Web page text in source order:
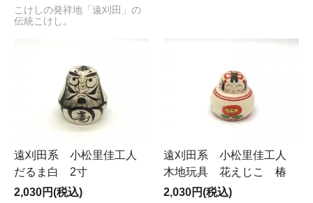
こけしの発祥地「遠刈田」の
伝統こけし。
遠刈田系 小松里佳工人
だるま白 2寸
2,030円(税込)
遠刈田系 小松里佳工人
木地玩具 花えじこ 椿
2,030円(税込)